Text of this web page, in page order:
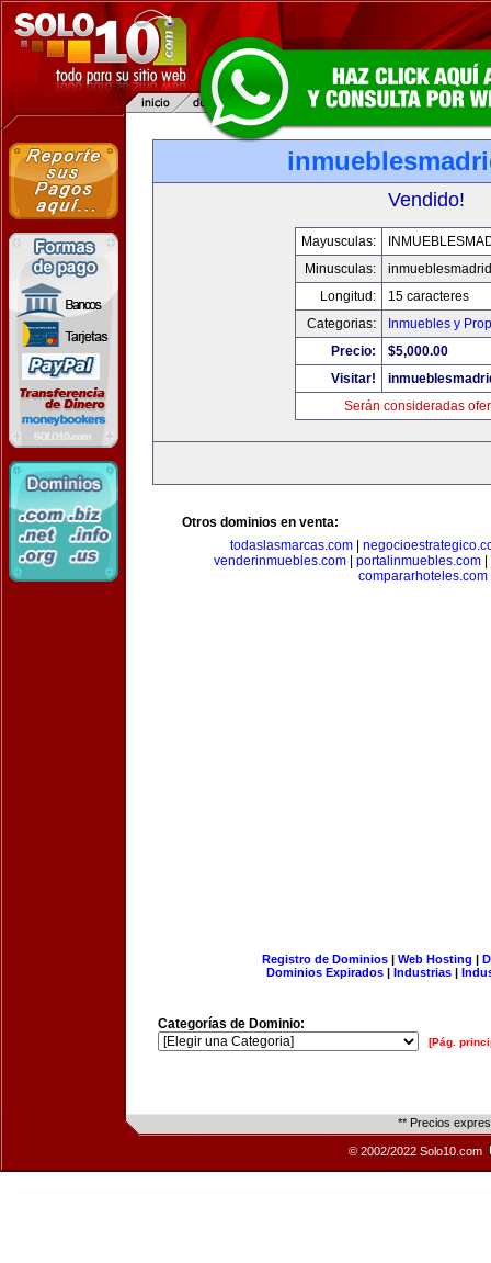
Vendido!
Mayusculas:
Minusculas:
Longitud:
15 caracteres
Categorias:
Inmuebles y
Precio:
$5,000.00
Visitar!
Serán consideradas
Otros dominios en venta:
todaslasmarcas.com
venderinmuebles.com| portalinmuebles.com|
compararhoteles.com
Registro de Dominios| Web Hosting |
Dominios Expirados | Industrias |
Categorías de Dominio:
[Pág.
** Precios
© 2002/2022 Solo10.com